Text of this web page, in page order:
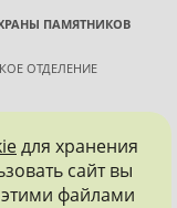
ПАМЯТНИКОВ
ОТДЕЛЕНИЕ
для хранения
сайт вы
этими файлами